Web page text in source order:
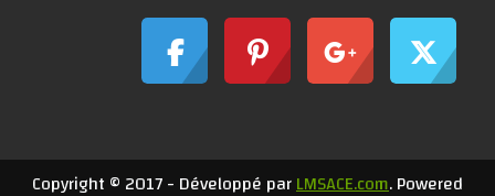
Copyright © 2017 - Développé parLMSACE.com. Powered